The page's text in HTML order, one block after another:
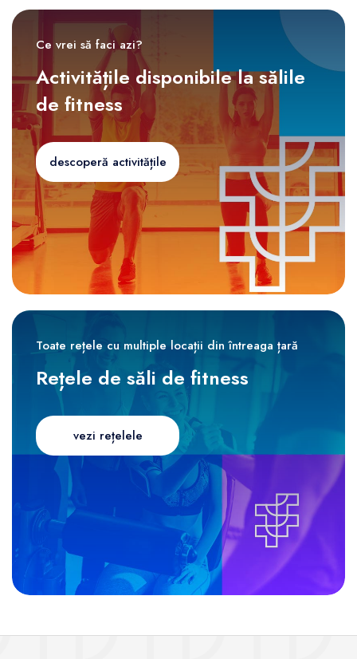
Ce vrei să faci azi?
Activitățile disponibile la sălile
de fitness
descoperă activitățile
Toate rețele cu multiple locații din întreaga țară
Rețele de săli de fitness
vezi rețelele